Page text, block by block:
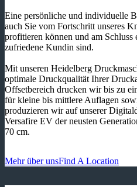
Eine persönliche und individuelle
auch Sie vom Fortschritt unseres
profitieren können und am
zufriedene Kundin sind.
Mit unseren Heidelberg
optimale Druckqualität Ihrer
Offsetbereich drucken wir bis zu
für kleine bis mittlere Auflagen
produzieren wir auf unserer
Versafire EV der neusten
70 cm.
Mehr über unsFind A Location